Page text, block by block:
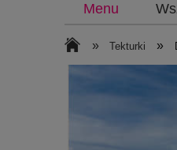
Menu
» Tekturki »